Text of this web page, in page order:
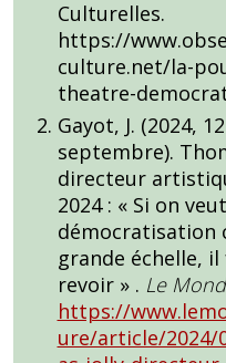
Culturelles.
https://
culture.net/la-
theatre-
Gayot, J. (2024, 12
septembre).
directeur
2024 : « Si on
démocratisation
grande échelle,
revoir » . Le
https://
ure/article/2024/